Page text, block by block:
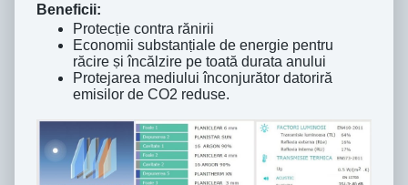
Beneficii:
Protecṭie contra rănirii
Economii substanṭiale de energie pentru
răcire ṣi încălzire pe toată durata anului
Protejarea mediului înconjurător datoriră
emisilor de CO2 reduse.